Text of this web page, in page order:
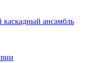
ансамбль